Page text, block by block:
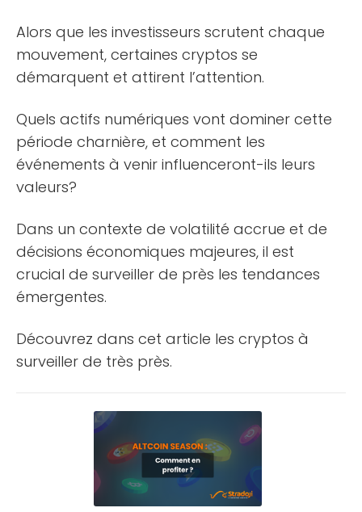
Alors que les investisseurs scrutent chaque
mouvement, certaines cryptos se
démarquent et attirent l’attention.
Quels actifs numériques vont dominer cette
période charnière, et comment les
événements à venir influenceront-ils leurs
valeurs?
Dans un contexte de volatilité accrue et de
décisions économiques majeures, il est
crucial de surveiller de près les tendances
émergentes.
Découvrez dans cet article les cryptos à
surveiller de très près.